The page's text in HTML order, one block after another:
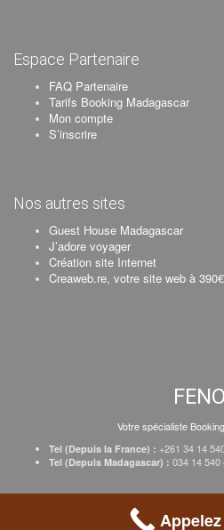
Espace Partenaire
FAQ Partenaire
Tarifs Booking Madagascar
Mon compte
S’inscrire
Nos autres sites
Guest House Madagascar
J’adore voyager
Création site Internet
Creaweb.re, votre site web à 390€
FENO
Votre spécialiste
Tel (Depuis la France) : +261 34 14
Tel (Depuis Madagascar) : 034 14 540
Inscrire votre